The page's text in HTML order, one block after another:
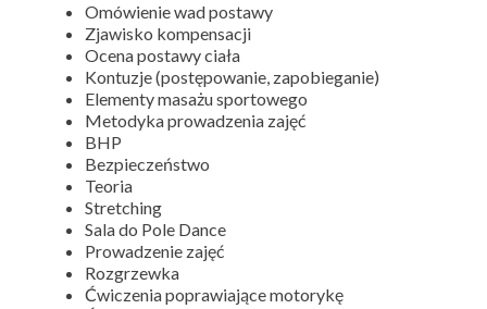
Omówienie wad postawy
Zjawisko kompensacji
Ocena postawy ciała
Kontuzje (postępowanie, zapobieganie)
Elementy masażu sportowego
Metodyka prowadzenia zajęć
BHP
Bezpieczeństwo
Teoria
Stretching
Sala do Pole Dance
Prowadzenie zajęć
Rozgrzewka
Ćwiczenia poprawiające motorykę